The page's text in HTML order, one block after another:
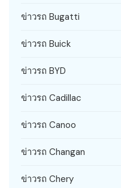
ข่าวรถ Bugatti
ข่าวรถ Buick
ข่าวรถ BYD
ข่าวรถ Cadillac
ข่าวรถ Canoo
ข่าวรถ Changan
ข่าวรถ Chery